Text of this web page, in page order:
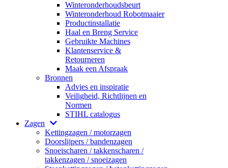
Winteronderhoudsbeurt
Winteronderhoud Robotmaaier
Productinstallatie
Haal en Breng Service
Gebruikte Machines
Klantenservice &
Retourneren
Maak een Afspraak
Bronnen
Advies en inspiratie
Veiligheid, Richtlijnen en
Normen
STIHL catalogus
Zagen
Kettingzagen / motorzagen
Doorslijpers / bandenzagen
Snoeischaren / takkenscharen /
takkenzagen / snoeizagen